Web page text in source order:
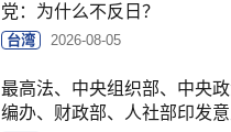
党：为什么不反日？
台湾 2026-08-05
最高法、中央组织部、中央
编办、财政部、人社部印发